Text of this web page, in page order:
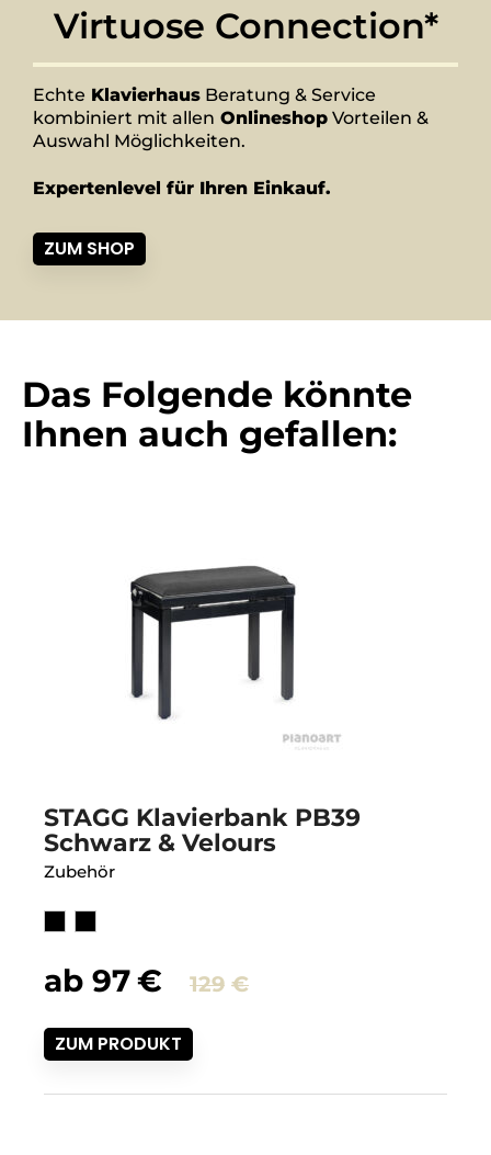
Virtuose Connection*
Echte Klavierhaus Beratung & Service
kombiniert mit allen Onlineshop Vorteilen &
Auswahl Möglichkeiten.
Expertenlevel für Ihren Einkauf.
ZUM SHOP
Das Folgende könnte
Ihnen auch gefallen:
STAGG Klavierbank PB39
Schwarz & Velours
Zubehör
129 €
ab 97€
ZUM PRODUKT